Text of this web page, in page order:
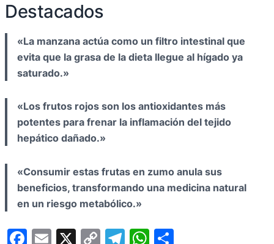
Destacados
«La manzana actúa como un filtro intestinal que
evita que la grasa de la dieta llegue al hígado ya
saturado.»
«Los frutos rojos son los antioxidantes más
potentes para frenar la inflamación del tejido
hepático dañado.»
«Consumir estas frutas en zumo anula sus
beneficios, transformando una medicina natural
en un riesgo metabólico.»
F
E
X
C
T
W